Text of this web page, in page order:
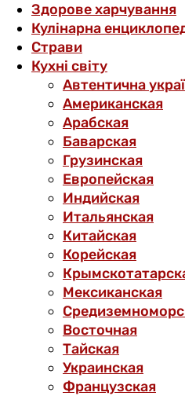
Здорове харчування
Кулінарна
Страви
Кухні світу
Автентична
Американская
Арабская
Баварская
Грузинская
Европейская
Индийская
Итальянская
Китайская
Корейская
Мексиканская
Восточная
Тайская
Украинская
Французская